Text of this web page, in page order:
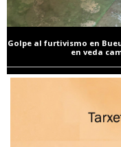
Golpe al furtivismo en
en veda